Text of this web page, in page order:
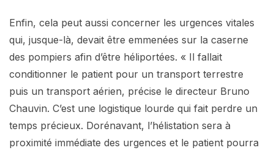
Enfin, cela peut aussi concerner les urgences vitales
qui, jusque-là, devait être emmenées sur la caserne
des pompiers afin d’être héliportées. « Il fallait
conditionner le patient pour un transport terrestre
puis un transport aérien, précise le directeur Bruno
Chauvin. C’est une logistique lourde qui fait perdre un
temps précieux. Dorénavant, l’hélistation sera à
proximité immédiate des urgences et le patient pourra